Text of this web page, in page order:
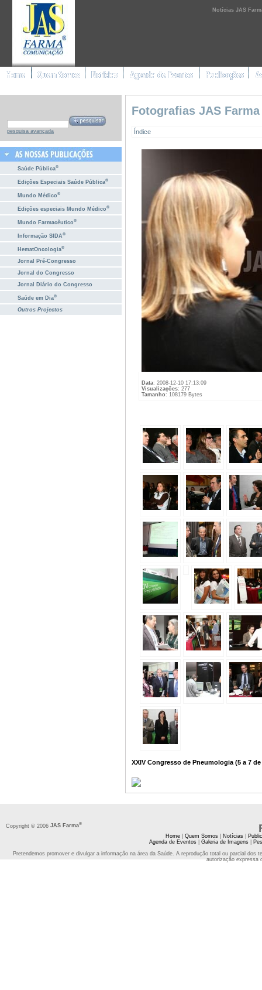
Notícias JAS
pesquisa avançada
Saúde Pública®
Edições Especiais Saúde Pública®
Mundo Médico®
Edições especiais Mundo Médico®
Mundo Farmacêutico®
Informação SIDA®
HematOncologia®
Jornal Pré-Congresso
Jornal do Congresso
Jornal Diário do Congresso
Saúde em Dia®
Outros Projectos
Fotografias JAS
Índice
Data: 2008-12-10 17:13:09
Visualizações: 277
Tamanho: 108179 Bytes
XXIV Congresso de Pneumologia (5 a 7
Copyright © 2006 JAS Farma®
Home| Quem Somos| Notícias|
Agenda de Eventos| Galeria de Imagens|
Pretendemos promover e divulgar a informação na área da Saúde. A reprodução total ou parcial
autorização expressa